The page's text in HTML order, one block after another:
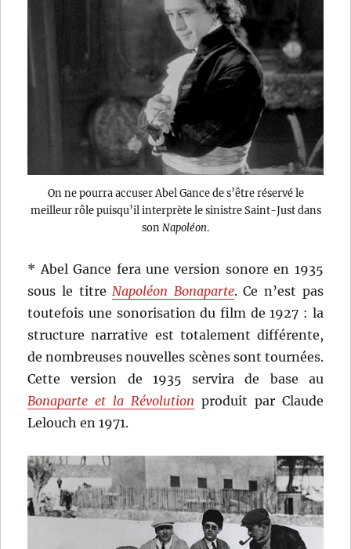
On ne pourra accuser Abel Gance de s’être réservé le
meilleur rôle puisqu’il interprète le sinistre Saint-Just dans
son Napoléon.
* Abel Gance fera une version sonore en 1935
sous le titre Napoléon Bonaparte. Ce n’est pas
toutefois une sonorisation du film de 1927 : la
structure narrative est totalement différente,
de nombreuses nouvelles scènes sont tournées.
Cette version de 1935 servira de base au
Bonaparte et la Révolution produit par Claude
Lelouch en 1971.